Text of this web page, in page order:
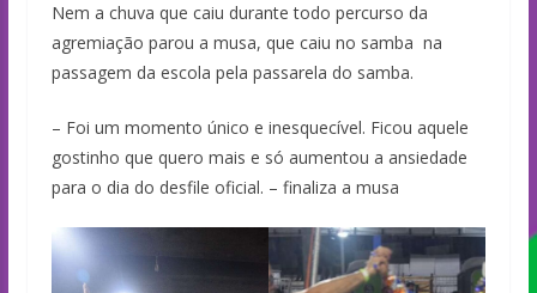
Nem a chuva que caiu durante todo percurso da
agremiação parou a musa, que caiu no samba na
passagem da escola pela passarela do samba.
– Foi um momento único e inesquecível. Ficou aquele
gostinho que quero mais e só aumentou a ansiedade
para o dia do desfile oficial. – finaliza a musa